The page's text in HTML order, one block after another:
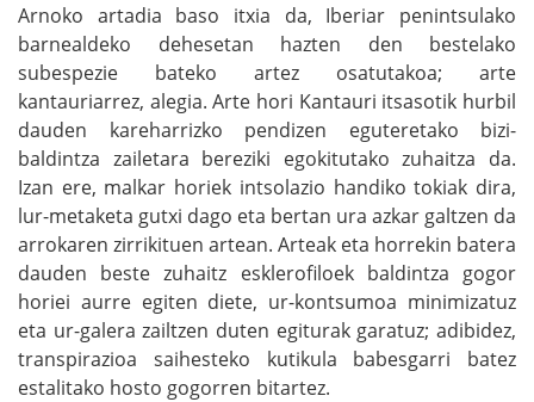
Arnoko artadia baso itxia da, Iberiar penintsulako
barnealdeko dehesetan hazten den bestelako
subespezie bateko artez osatutakoa; arte
kantauriarrez, alegia. Arte hori Kantauri itsasotik hurbil
dauden kareharrizko pendizen eguteretako bizi-
baldintza zailetara bereziki egokitutako zuhaitza da.
Izan ere, malkar horiek intsolazio handiko tokiak dira,
lur-metaketa gutxi dago eta bertan ura azkar galtzen da
arrokaren zirrikituen artean. Arteak eta horrekin batera
dauden beste zuhaitz esklerofiloek baldintza gogor
horiei aurre egiten diete, ur-kontsumoa minimizatuz
eta ur-galera zailtzen duten egiturak garatuz; adibidez,
transpirazioa saihesteko kutikula babesgarri batez
estalitako hosto gogorren bitartez.